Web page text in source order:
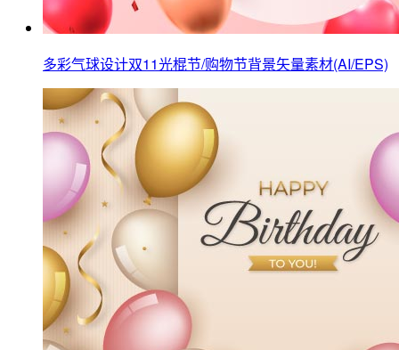
多彩气球设计双11光棍节/购物节背景矢量素材(AI/EPS)